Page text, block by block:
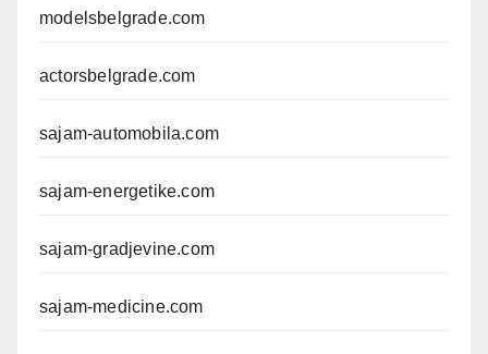
modelsbelgrade.com
actorsbelgrade.com
sajam-automobila.com
sajam-energetike.com
sajam-gradjevine.com
sajam-medicine.com